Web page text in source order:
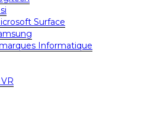
Surface
Informatique